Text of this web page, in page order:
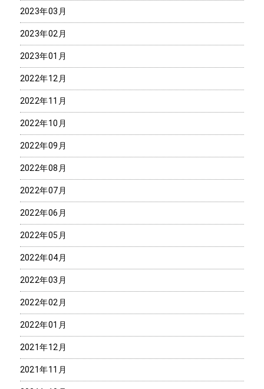
2023年03月
2023年02月
2023年01月
2022年12月
2022年11月
2022年10月
2022年09月
2022年08月
2022年07月
2022年06月
2022年05月
2022年04月
2022年03月
2022年02月
2022年01月
2021年12月
2021年11月